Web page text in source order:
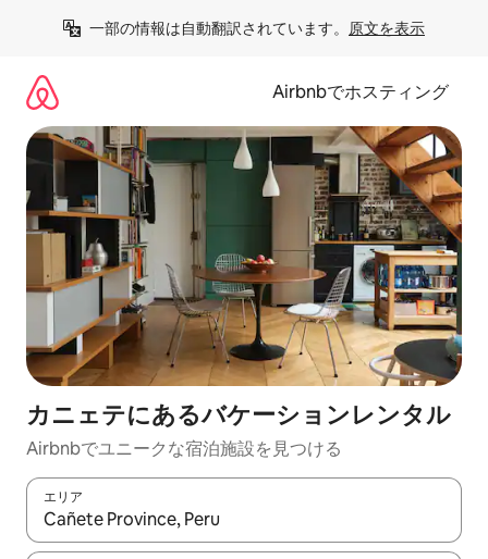
一部の情報は自動翻訳されています。 原文を表示
Airbnbでホスティング
カニェテにあるバケーションレンタル
Airbnbでユニークな宿泊施設を見つける
エリア
検索結果が表示されたら、上下の矢印キーを使って移動するか